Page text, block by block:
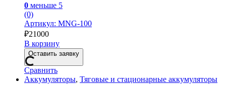
0 меньше 5
(0)
Артикул: MNG-100
₽21000
В корзину
Оставить заявку
Сравнить
Аккумуляторы, Тяговые и стационарные аккумуляторы